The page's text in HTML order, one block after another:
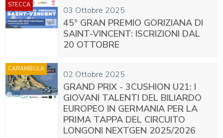
03 Ottobre 2025
STECCA
45° GRAN PREMIO GORIZIANA DI
SAINT-VINCENT: ISCRIZIONI DAL
20 OTTOBRE
02 Ottobre 2025
CARAMBOLA
GRAND PRIX - 3CUSHION U21: I
GIOVANI TALENTI DEL BILIARDO
EUROPEO IN GERMANIA PER LA
PRIMA TAPPA DEL CIRCUITO
LONGONI NEXTGEN 2025/2026